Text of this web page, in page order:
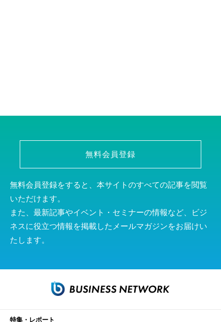
無料会員登録
無料会員登録をすると、本サイトのすべての記事を閲覧
いただけます。
また、最新記事やイベント・セミナーの情報など、ビジ
ネスに役立つ情報を掲載したメールマガジンをお届けい
たします。
特集・レポート